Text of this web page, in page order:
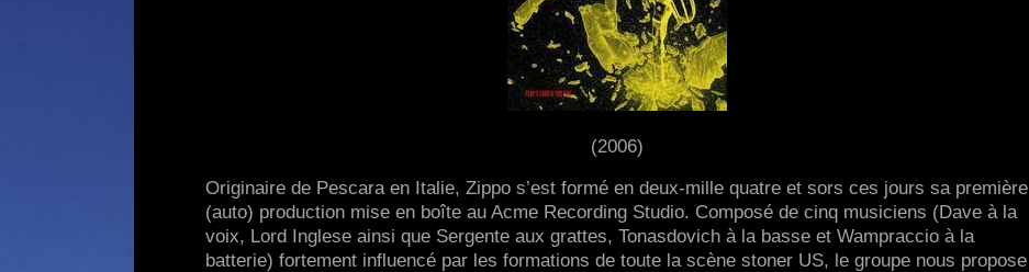
(2006)
Originaire de Pescara en Italie, Zippo s’est formé en deux-mille quatre et sors ces jours sa première
(auto) production mise en boîte au Acme Recording Studio. Composé de cinq musiciens (Dave à la
voix, Lord Inglese ainsi que Sergente aux grattes, Tonasdovich à la basse et Wampraccio à la
batterie) fortement influencé par les formations de toute la scène stoner US, le groupe nous propose